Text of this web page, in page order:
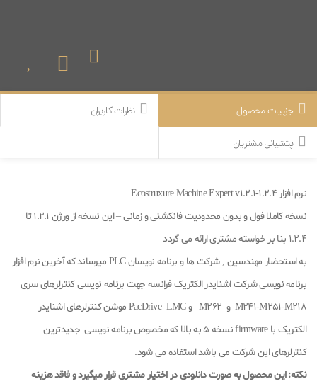
جزییات محصول نظرات کاربران
پشتیبانی مشتریان
نرم افزار Ecostruxure Machine Expert v1.2.1-1.2.4
نسخه کاملا فول و بدون محدودیت فانکشنی و زمانی – این نسخه از ورژن 1.2.1 تا
1.2.4 بنا بر خواسته مشتری ارائه می گردد
به استحضار مهندسین , شرکت ها و برنامه نویسان PLC میرساند که آخرین نرم افزار
برنامه نویسی شرکت اشنایدر الکتریک فرانسه جهت برنامه نویسی کنترلرهای سری
M241-M251-M218 و M262 و PacDrive LMC موشن کنترلرهای اشنایدر
الکتریک با firmware نسخه 5 به بالا که مخصوص برنامه نویسی جدیدترین
کنترلرهای این شرکت می باشد استفاده می شود.
نکته: این محصول به صورت دانلودی در اختیار مشتری قرار میگیردو فاقد هزینه